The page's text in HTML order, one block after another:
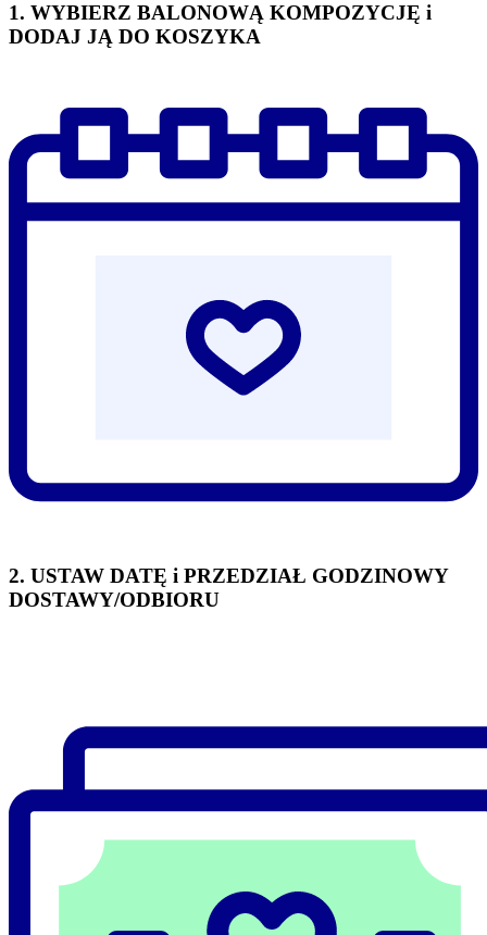
1. WYBIERZ BALONOWĄ KOMPOZYCJĘ i
DODAJ JĄ DO KOSZYKA
2. USTAW DATĘ i PRZEDZIAŁ GODZINOWY
DOSTAWY/ODBIORU